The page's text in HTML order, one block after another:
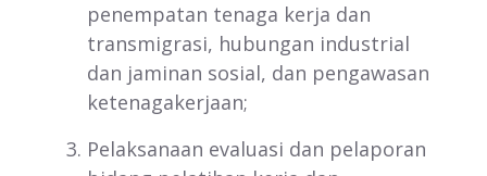
penempatan tenaga kerja dan
transmigrasi, hubungan industrial
dan jaminan sosial, dan pengawasan
ketenagakerjaan;
Pelaksanaan evaluasi dan pelaporan